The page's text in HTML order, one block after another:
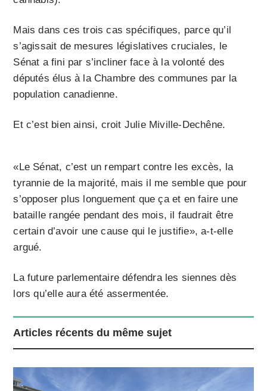
Mais dans ces trois cas spécifiques, parce qu’il
s’agissait de mesures législatives cruciales, le
Sénat a fini par s’incliner face à la volonté des
députés élus à la Chambre des communes par la
population canadienne.
Et c’est bien ainsi, croit Julie Miville-Dechêne.
«Le Sénat, c’est un rempart contre les excès, la
tyrannie de la majorité, mais il me semble que pour
s’opposer plus longuement que ça et en faire une
bataille rangée pendant des mois, il faudrait être
certain d’avoir une cause qui le justifie», a-t-elle
argué.
La future parlementaire défendra les siennes dès
lors qu’elle aura été assermentée.
Articles récents du même sujet